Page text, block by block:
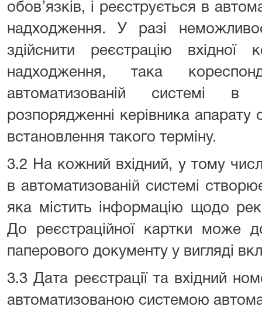
обов’язків, і реєструється в
надходження. У разі
здійснити реєстрацію вхідної
надходження, така
автоматизованій системі
розпорядженні керівника апарату
встановлення такого терміну.
3.2 На кожний вхідний, у тому
в автоматизованій системі
яка містить інформацію щодо
До реєстраційної картки може
паперового документу у вигляді
3.3 Дата реєстрації та вхідний
автоматизованою системою